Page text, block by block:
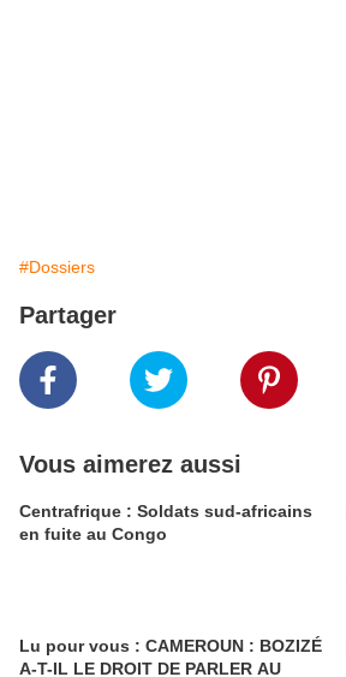
#Dossiers
Partager
Vous aimerez aussi
Centrafrique : Soldats sud-africains
en fuite au Congo
Lu pour vous : CAMEROUN : BOZIZÉ
A-T-IL LE DROIT DE PARLER AU